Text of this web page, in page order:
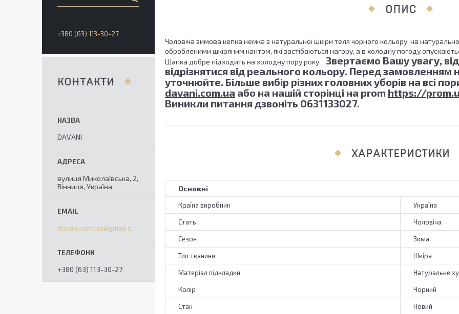
ОПИС
Чоловіча зимова кепка немка з натуральної шкіри теля чорного кольору, на
обробленими шкіряним кантом, які застібаються нагору, а в холодну погоду
Шапка добре підходить на холодну пору року.
Звертаємо Вашу увагу,
відрізнятися від реального кольору. Перед замовленням
уточнюйте. Більше вибір різних головних уборів на всі
davani.com.ua або на нашій сторінці на prom https://
Виникли питання дзвоніть 0631133027.
ХАРАКТЕРИСТИКИ
Основні
Країна виробник Україна
Стать Чоловіча
Сезон Зима
Тип тканини Шкіра
Матеріал підкладки Натуральне
Колір Чорний
Стан Новий
+380 (63) 113-30-27
КОНТАКТИ
DAVANI
вулиця Миколаївська, 2,
Вінниця, Україна
davani.com.ua@gmail.com
+380 (63) 113-30-27